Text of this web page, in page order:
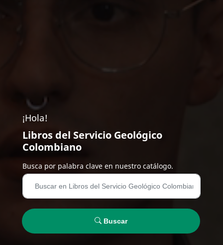
¡Hola!
Libros del Servicio Geológico
Colombiano
Busca por palabra clave en nuestro catálogo.
Buscar